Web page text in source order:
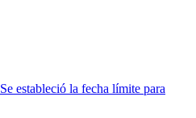
Se estableció la fecha límite para